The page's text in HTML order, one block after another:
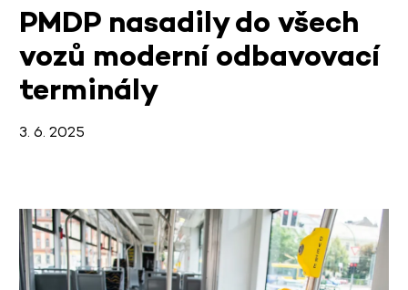
PMDP nasadily do všech
vozů moderní odbavovací
terminály
3. 6. 2025